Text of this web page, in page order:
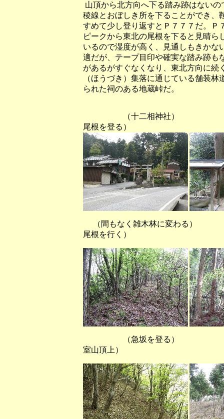
山頂から北方向へ下る踏み跡はない
稜線とおぼしき所を下ることができ、
すめて少し登り返すとＰ７７７だ。Ｐ
ピークから東北の尾根を下ると見晴
いるので湿度が高く、見通しもきかな
適だが、テープ目印や確実な踏み跡も
があるがすぐなくなり、東北方向に続
（ほうづき）集落に通じている舗装
られた祠のある地蔵峠だ。
（十二相神社） （神社
尾根を登る）
（間もなく雑木林に変わる
尾根を行く）
（急坂を登る） （林道出
室山頂上）